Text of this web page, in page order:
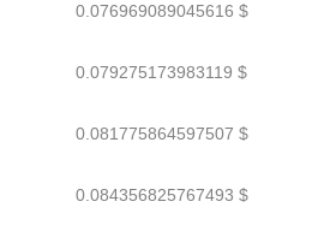
0.076969089045616 $
0.079275173983119 $
0.081775864597507 $
0.084356825767493 $